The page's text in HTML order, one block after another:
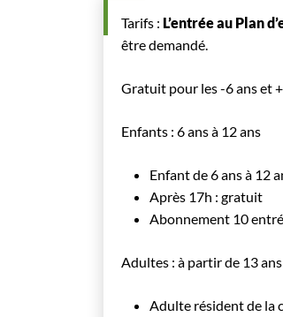
Tarifs : L’entrée au Plan
être demandé.
Gratuit pour les -6 ans et
Enfants : 6 ans à 12 ans
Enfant de 6 ans à 12
Après 17h : gratuit
Abonnement 10
Adultes : à partir de 13 ans
Adulte résident de la